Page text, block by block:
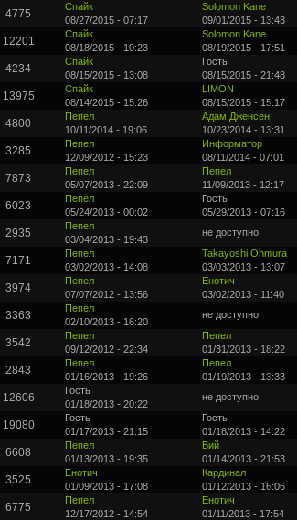
4775
Спайк
08/27/2015 - 07:17
Solomon Kane
09/01/2015 - 13:43
12201
Спайк
08/18/2015 - 10:23
Solomon Kane
08/19/2015 - 17:51
4234
Спайк
08/15/2015 - 13:08
Гость
08/15/2015 - 21:48
13975
Спайк
08/14/2015 - 15:26
LIMON
08/15/2015 - 15:17
4800
Пепел
10/11/2014 - 19:06
Адам Дженсен
10/23/2014 - 13:31
3285
Пепел
12/09/2012 - 15:23
Информатор
08/11/2014 - 07:01
7873
Пепел
05/07/2013 - 22:09
Пепел
11/09/2013 - 12:17
6023
Пепел
05/24/2013 - 00:02
Гость
05/29/2013 - 07:16
2935
Пепел
03/04/2013 - 19:43
не доступно
7171
Пепел
03/02/2013 - 14:08
Takayoshi Ohmura
03/03/2013 - 13:07
3974
Пепел
07/07/2012 - 13:56
Енотич
03/02/2013 - 11:40
3363
Пепел
02/10/2013 - 16:20
не доступно
3542
Пепел
09/12/2012 - 22:34
Пепел
01/31/2013 - 18:22
2843
Пепел
01/16/2013 - 19:26
Пепел
01/19/2013 - 13:33
12606
Гость
01/18/2013 - 20:22
не доступно
19080
Гость
01/17/2013 - 21:15
Гость
01/18/2013 - 14:22
6608
Пепел
01/13/2013 - 19:35
Вий
01/14/2013 - 21:53
3525
Енотич
01/09/2013 - 17:08
Кардинал
01/12/2013 - 16:06
6775
Пепел
12/17/2012 - 14:54
Енотич
01/11/2013 - 17:54